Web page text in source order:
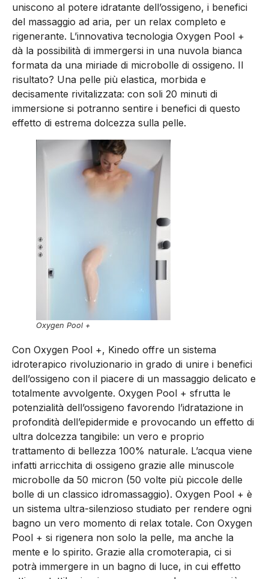
uniscono al potere idratante dell’ossigeno, i benefici
del massaggio ad aria, per un relax completo e
rigenerante. L’innovativa tecnologia Oxygen Pool +
dà la possibilità di immergersi in una nuvola bianca
formata da una miriade di microbolle di ossigeno. Il
risultato? Una pelle più elastica, morbida e
decisamente rivitalizzata: con soli 20 minuti di
immersione si potranno sentire i benefici di questo
effetto di estrema dolcezza sulla pelle.
Oxygen Pool +
Con Oxygen Pool +, Kinedo offre un sistema
idroterapico rivoluzionario in grado di unire i benefici
dell’ossigeno con il piacere di un massaggio delicato e
totalmente avvolgente. Oxygen Pool + sfrutta le
potenzialità dell’ossigeno favorendo l’idratazione in
profondità dell’epidermide e provocando un effetto di
ultra dolcezza tangibile: un vero e proprio
trattamento di bellezza 100% naturale. L’acqua viene
infatti arricchita di ossigeno grazie alle minuscole
microbolle da 50 micron (50 volte più piccole delle
bolle di un classico idromassaggio). Oxygen Pool + è
un sistema ultra-silenzioso studiato per rendere ogni
bagno un vero momento di relax totale. Con Oxygen
Pool + si rigenera non solo la pelle, ma anche la
mente e lo spirito. Grazie alla cromoterapia, ci si
potrà immergere in un bagno di luce, in cui effetto